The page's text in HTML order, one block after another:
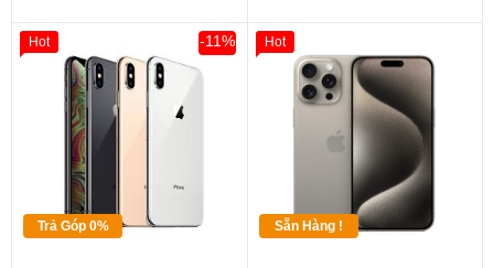
Trả Góp 0%
-11%
Hot
Sẵn Hàng !
Hot